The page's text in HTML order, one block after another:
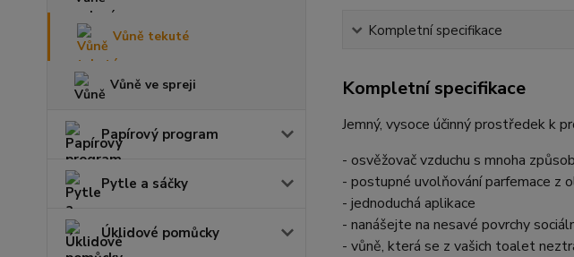
Vůně tekuté
Vůně ve spreji
Papírový program
Pytle a sáčky
Úklidové pomůcky
Kompletní specifikace
Kompletní specifikace
​Jemný, vysoce účinný prostředek k
- osvěžovač vzduchu s mnoha
- postupné uvolňování parfemace z
- jednoduchá aplikace
- nanášejte na nesavé povrchy
- vůně, která se z vašich toalet